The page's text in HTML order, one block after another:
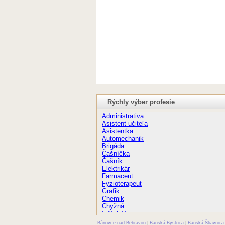
Rýchly výber profesie
Administrativa
Asistent učiteľa
Asistentka
Automechanik
Brigáda
Čašníčka
Čašník
Elektrikár
Farmaceut
Fyzioterapeut
Grafik
Chemik
Chyžná
Inštalatér
Kaderníčka
Bánovce nad Bebravou Banská Bystrica Banská Štiavnica